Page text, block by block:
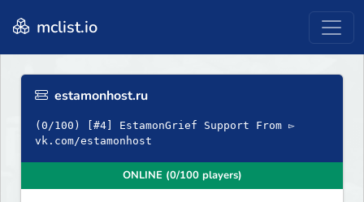
mclist.io
estamonhost.ru
(0/100) [#4] EstamonGrief Support From ▻
vk.com/estamonhost
ONLINE (0/100 players)